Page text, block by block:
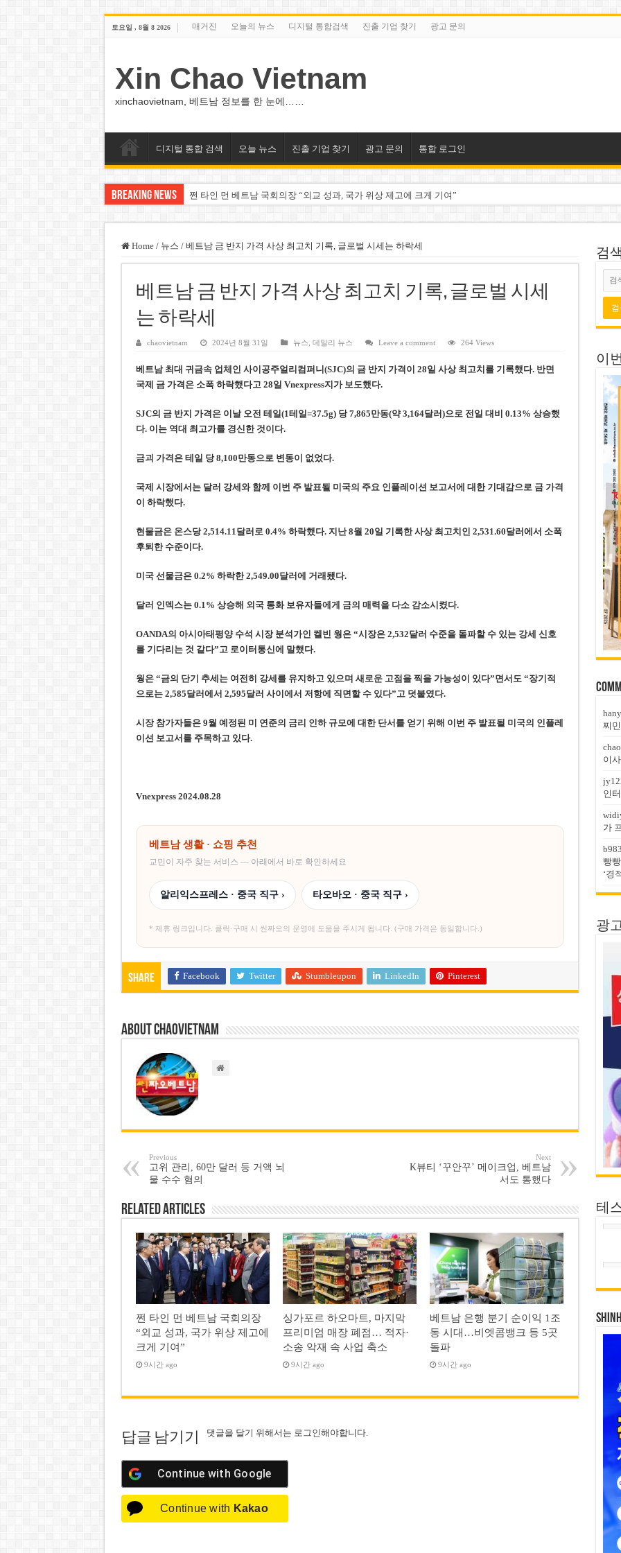
토요일 , 8월 8 2026 매거진 오늘의 뉴스 디지털 통합검색 진출 기업 찾기 광고 문의
Xin Chao Vietnam
xinchaovietnam, 베트남 정보를 한 눈에……
디지털 통합 검색 오늘 뉴스 진출 기업 찾기 광고 문의 통합 로그인
Breaking News 쩐 타인 먼 베트남 국회의장 “외교 성과, 국가 위상 제고에 크게 기여”
베트남 은행 분기 순이익 1조 동 시대…비엣콤뱅크 등 5곳 돌파
PNJ, 다이아몬드 밀수 여파에 2분기 적자… 10월 임시 주총 개최
팜 녓 브엉 빈그룹 회장 딸, 그룹 계열사 경영에 첫 등장
케펠, 투티엠 엠파이어시티 지분 전량 2억7000만 달러에 매각
베트남 MB은행, 2026년 수익 목표 자신…부동산 대출 비율 13% 고수
‘1,000억 달러 남북고속철 투자’ 호언장담 메콜로르 회장 체포
베트남 세무당국, 납세자 정보 공개 기준·절차 명확화
Home / 뉴스 / 베트남 금 반지 가격 사상 최고치 기록, 글로벌 시세는 하락세
베트남 금 반지 가격 사상 최고치 기록, 글로벌 시세
는 하락세
chaovietnam 2024년 8월 31일 뉴스 데일리 뉴스 Leave a comment 264 Views
베트남 최대 귀금속 업체인 사이공주얼리컴퍼니(SJC)의 금 반지 가격이 28일 사상 최고치를 기록했다. 반면
국제 금 가격은 소폭 하락했다고 28일 Vnexpress지가 보도했다.
SJC의 금 반지 가격은 이날 오전 테일(1테일=37.5g) 당 7,865만동(약 3,164달러)으로 전일 대비 0.13% 상승했
다. 이는 역대 최고가를 경신한 것이다.
금괴 가격은 테일 당 8,100만동으로 변동이 없었다.
국제 시장에서는 달러 강세와 함께 이번 주 발표될 미국의 주요 인플레이션 보고서에 대한 기대감으로 금 가격
이 하락했다.
현물금은 온스당 2,514.11달러로 0.4% 하락했다. 지난 8월 20일 기록한 사상 최고치인 2,531.60달러에서 소폭
후퇴한 수준이다.
미국 선물금은 0.2% 하락한 2,549.00달러에 거래됐다.
달러 인덱스는 0.1% 상승해 외국 통화 보유자들에게 금의 매력을 다소 감소시켰다.
OANDA의 아시아태평양 수석 시장 분석가인 켈빈 웡은 “시장은 2,532달러 수준을 돌파할 수 있는 강세 신호
를 기다리는 것 같다”고 로이터통신에 말했다.
웡은 “금의 단기 추세는 여전히 강세를 유지하고 있으며 새로운 고점을 찍을 가능성이 있다”면서도 “장기적
으로는 2,585달러에서 2,595달러 사이에서 저항에 직면할 수 있다”고 덧붙였다.
시장 참가자들은 9월 예정된 미 연준의 금리 인하 규모에 대한 단서를 얻기 위해 이번 주 발표될 미국의 인플레
이션 보고서를 주목하고 있다.
Vnexpress 2024.08.28
베트남 생활 · 쇼핑 추천
교민이 자주 찾는 서비스 — 아래에서 바로 확인하세요
알리익스프레스 · 중국 직구 › 타오바오 · 중국 직구 ›
* 제휴 링크입니다. 클릭·구매 시 씬짜오의 운영에 도움을 주시게 됩니다. (구매 가격은 동일합니다.)
Share Facebook Twitter Stumbleupon LinkedIn Pinterest
About chaovietnam
Previous
고위 관리, 60만 달러 등 거액 뇌
물 수수 혐의
Next
K뷰티 ‘꾸안꾸’ 메이크업, 베트남
서도 통했다
Related Articles
쩐 타인 먼 베트남 국회의장
“외교 성과, 국가 위상 제고에
크게 기여”
9시간 ago
싱가포르 하오마트, 마지막
프리미엄 매장 폐점… 적자·
소송 악재 속 사업 축소
9시간 ago
베트남 은행 분기 순이익 1조
동 시대…비엣콤뱅크 등 5곳
돌파
9시간 ago
답글 남기기 댓글을 달기 위해서는 로그인해야합니다.
Continue with Google
Continue with Kakao
검
이
찌
이
인
가
빵
‘경
광
테